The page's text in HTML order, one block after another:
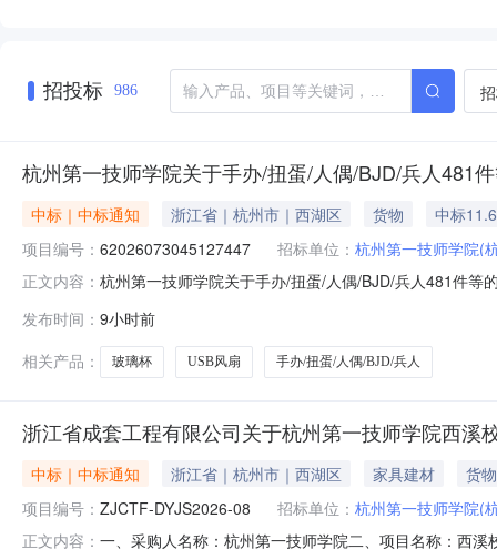
招投标 986
杭州第一技师学院关于手办/扭蛋/人偶/BJD/兵人481
中标｜中标通知 浙江省｜杭州市｜西湖区 货物
中标
项目编号： 62026073045127447 招标单位： 杭州第一技师学院(
正文内容： 杭州第一技师学院关于手办/扭蛋/人偶/BJD/兵人481件
在行政区划名称：杭州市本级报价起止时间：2026-07-
发布时间： 9小时前
相关产品：
玻璃杯 USB风扇 手办/扭蛋/人偶/BJD/兵人
浙江省成套工程有限公司关于杭州第一技师学院西溪
中标｜中标通知 浙江省｜杭州市｜西湖区 家具建材
货物
项目编号： ZJCTF-DYJS2026-08 招标单位： 杭州第一技师学院(
正文内容： 一、采购人名称：杭州第一技师学院二、项目名称：西